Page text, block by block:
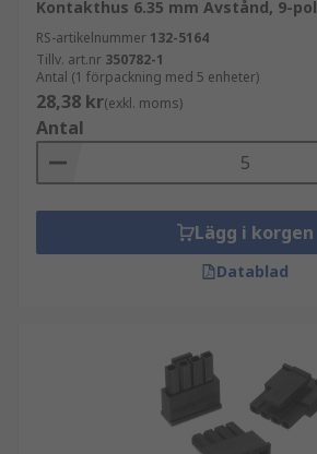
Kontakthus 6.35 mm Avstånd, 9-
RS-artikelnummer 132-5164
Tillv. art.nr 350782-1
Antal (1 förpackning med 5 enheter)
28,38 kr(exkl. moms)
Antal
Lägg i korgen
Datablad